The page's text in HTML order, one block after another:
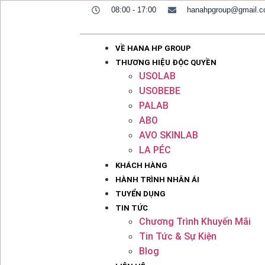
08:00 - 17:00
VỀ HANA HP GROUP
THƯƠNG HIỆU ĐỘC QUYỀN
USOLAB
USOBEBE
PALAB
ABO
AVO SKINLAB
LA PÉC
KHÁCH HÀNG
HÀNH TRÌNH NHÂN ÁI
TUYỂN DỤNG
TIN TỨC
Chương Trình Khuyến Mãi
Tin Tức & Sự Kiện
Blog